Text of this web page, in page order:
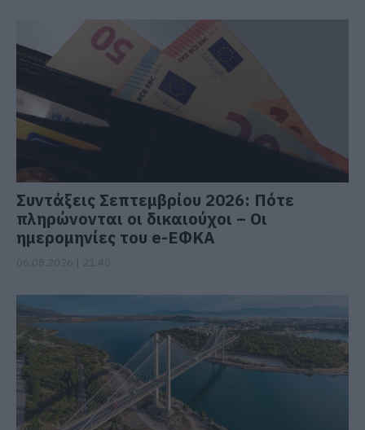
Συντάξεις Σεπτεμβρίου 2026: Πότε
πληρώνονται οι δικαιούχοι – Οι
ημερομηνίες του e-ΕΦΚΑ